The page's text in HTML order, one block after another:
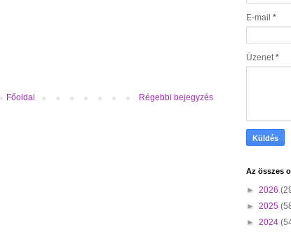
Régebbi bejegyzés
Főoldal
E-mail *
Üzenet *
Az összes
► 2026
► 2025
► 2024